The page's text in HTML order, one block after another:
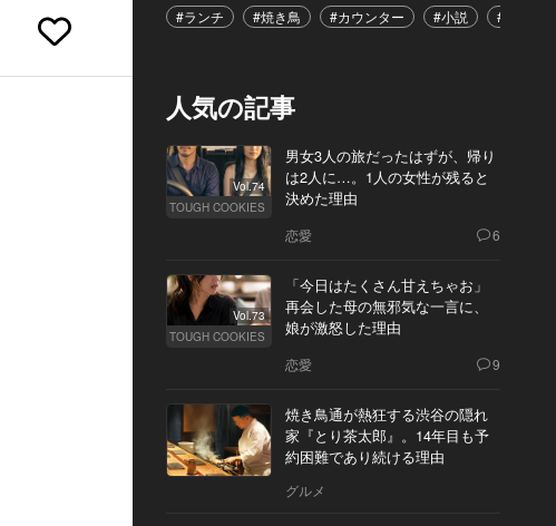
#ランチ
#焼き鳥 #カウンター #小説 #恋愛
人気の記事
Vol.74
TOUGH COOKIES
男女3人の旅だったはずが、帰り
は2人に…。1人の女性が残ると
決めた理由
恋愛 6
Vol.73
TOUGH COOKIES
「今日はたくさん甘えちゃお」
再会した母の無邪気な一言に、
娘が激怒した理由
恋愛 9
焼き鳥通が熱狂する渋谷の隠れ
家『とり茶太郎』。14年目も予
約困難であり続ける理由
グルメ